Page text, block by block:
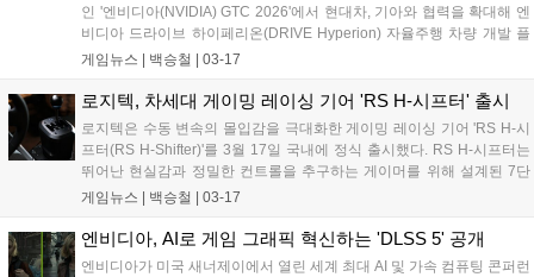
인 '엔비디아(NVIDIA) GTC 2026'에서 현대차, 기아와 협력을 확대해 엔
비디아 드라이브 하이페리온(DRIVE Hyperion) 자율주행 차량 개발 플
랫폼을 기반으로 한 차세대 자율주행 기술 발전을 가속화한다고 밝혔다.
량(SDV) 역량, 글로벌 차량 플릿, 자율주행 개발 전문성과 엔비디아의
가속 컴퓨팅, AI 인프라, 자율주행 소프트웨어를 결합한다. 이를 통해 현
대차그룹 차량 플랫폼 전반에 걸쳐 확장 가능한 데이터 기반 자율주행
시스템 개발을 지원하는 것을 목표로 한다....
게임뉴스 | 백승철 03-17
로지텍, 차세대 게이밍 레이싱 기어 'RS H-시프터' 출시
로지텍은 수동 변속의 몰입감을 극대화한 게이밍 레이싱 기어 'RS H-시
프터(RS H-Shifter)'를 3월 17일 국내에 정식 출시했다. RS H-시프터는
뛰어난 현실감과 정밀한 컨트롤을 추구하는 게이머를 위해 설계된 7단
+후진 수동 시프터로, 실제 H-패턴 기어박스에 가까운 변속 감각을 구현
작감을 제공하며, 다양한 레이싱 장르에서 보다 몰입감 있는 주행을 지
원한다....
게임뉴스 | 백승철 03-17
엔비디아, AI로 게임 그래픽 혁신하는 'DLSS 5' 공개
엔비디아가 미국 새너제이에서 열린 세계 최대 AI 및 가속 컴퓨팅 콘퍼런